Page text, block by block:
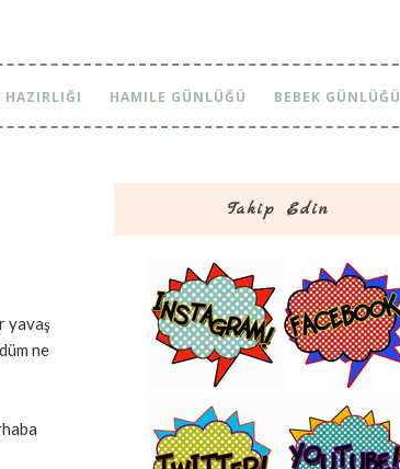
HAZIRLIĞI HAMILE GÜNLÜĞÜ BEBEK GÜNLÜĞÜ
yavaş
ne
Takip Edin